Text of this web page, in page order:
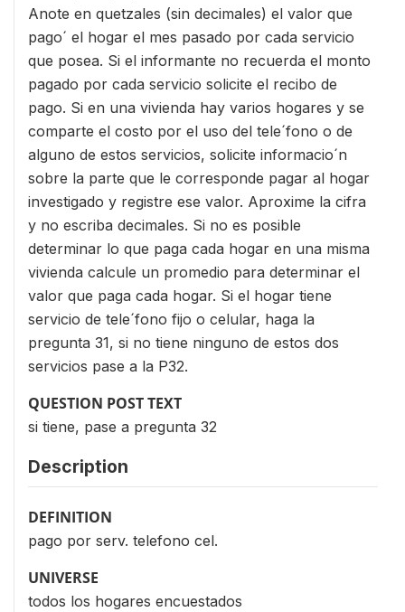
Anote en quetzales (sin decimales) el valor que
pago´ el hogar el mes pasado por cada servicio
que posea. Si el informante no recuerda el monto
pagado por cada servicio solicite el recibo de
pago. Si en una vivienda hay varios hogares y se
comparte el costo por el uso del tele´fono o de
alguno de estos servicios, solicite informacio´n
sobre la parte que le corresponde pagar al hogar
investigado y registre ese valor. Aproxime la cifra
y no escriba decimales. Si no es posible
determinar lo que paga cada hogar en una misma
vivienda calcule un promedio para determinar el
valor que paga cada hogar. Si el hogar tiene
servicio de tele´fono fijo o celular, haga la
pregunta 31, si no tiene ninguno de estos dos
servicios pase a la P32.
QUESTION POST TEXT
si tiene, pase a pregunta 32
Description
DEFINITION
pago por serv. telefono cel.
UNIVERSE
todos los hogares encuestados